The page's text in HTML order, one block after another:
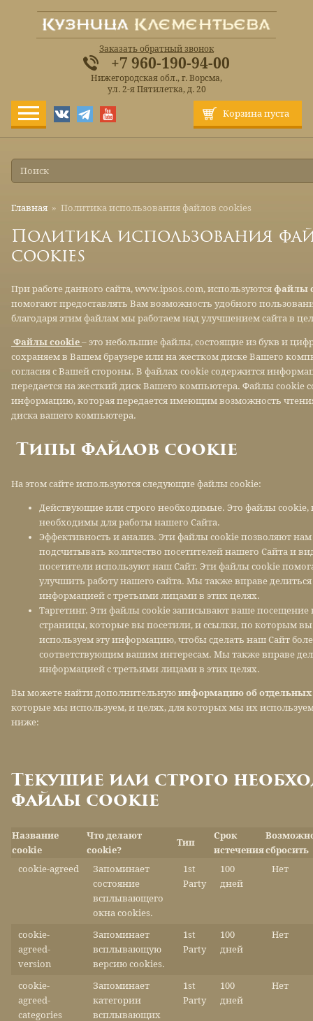
Корзина пуста
Заказать обратный звонок
+7 960-190-94-00
Нижегородская обл., г. Ворсма,
ул. 2-я Пятилетка, д. 20
Главная » Политика использования файлов cookies
Политика использования
cookies
При работе данного сайта, www.ipsos.com, используются файлы
помогают предоставлять Вам возможность удобного
благодаря этим файлам мы работаем над улучшением сайта в
Файлы cookie – это небольшие файлы, состоящие из букв и
сохраняем в Вашем браузере или на жестком диске Вашего
согласия с Вашей стороны. В файлах cookie содержится
передается на жесткий диск Вашего компьютера. Файлы cookie
информацию, которая передается имеющим возможность
диска вашего компьютера.
Типы файлов cookie
На этом сайте используются следующие файлы cookie:
Действующие или строго необходимые. Это файлы cookie,
необходимы для работы нашего Сайта.
Эффективность и анализ. Эти файлы cookie позволяют нам
подсчитывать количество посетителей нашего Сайта и
посетители используют наш Сайт. Эти файлы cookie
улучшить работу нашего сайта. Мы также вправе
информацией с третьими лицами в этих целях.
Таргетинг. Эти файлы cookie записывают ваше посещение
страницы, которые вы посетили, и ссылки, по которым
используем эту информацию, чтобы сделать наш Сайт
соответствующим вашим интересам. Мы также вправе
информацией с третьими лицами в этих целях.
Вы можете найти дополнительную информацию об
которые мы используем, и целях, для которых мы их
ниже:
Текущие или строго
файлы cookie
Название
cookie
Что делают
cookie?
Тип
Срок
истечениясбросить
cookie-agreed
Запоминает
состояние
всплывающего
окна cookies.
1st
Party
100
дней
Нет
cookie-
agreed-
version
Запоминает
всплывающую
версию cookies.
1st
Party
100
дней
Нет
cookie-
agreed-
categories
Запоминает
категории
всплывающих
1st
Party
100
дней
Нет